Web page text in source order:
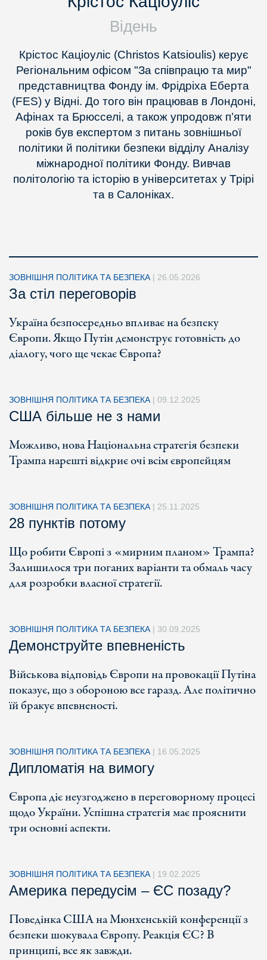
Відень
Крістос Каціоуліс (Christos Katsioulis) керує
Регіональним офісом "За співпрацю та мир"
представництва Фонду ім. Фрідріха Еберта
(FES) у Відні. До того він працював в Лондоні,
Афінах та Брюсселі, а також упродовж п’яти
років був експертом з питань зовнішньої
політики й політики безпеки відділу Аналізу
міжнародної політики Фонду. Вивчав
політологію та історію в університетах у Трірі
та в Салоніках.
ЗОВНІШНЯ ПОЛІТИКА ТА БЕЗПЕКА | 26.05.2026
За стіл переговорів
Україна безпосередньо впливає на безпеку
Європи. Якщо Путін демонструє готовність до
діалогу, чого ще чекає Європа?
ЗОВНІШНЯ ПОЛІТИКА ТА БЕЗПЕКА | 09.12.2025
США більше не з нами
Можливо, нова Національна стратегія безпеки
Трампа нарешті відкриє очі всім європейцям
ЗОВНІШНЯ ПОЛІТИКА ТА БЕЗПЕКА | 25.11.2025
28 пунктів потому
Що робити Європі з «мирним планом» Трампа?
Залишилося три поганих варіанти та обмаль часу
для розробки власної стратегії.
ЗОВНІШНЯ ПОЛІТИКА ТА БЕЗПЕКА | 30.09.2025
Демонструйте впевненість
Військова відповідь Європи на провокації Путіна
показує, що з обороною все гаразд. Але політично
їй бракує впевненості.
ЗОВНІШНЯ ПОЛІТИКА ТА БЕЗПЕКА | 16.05.2025
Дипломатія на вимогу
Європа діє неузгоджено в переговорному процесі
щодо України. Успішна стратегія має прояснити
три основні аспекти.
ЗОВНІШНЯ ПОЛІТИКА ТА БЕЗПЕКА | 19.02.2025
Америка передусім – ЄС позаду?
Поведінка США на Мюнхенській конференції з
безпеки шокувала Європу. Реакція ЄС? В
принципі, все як завжди.